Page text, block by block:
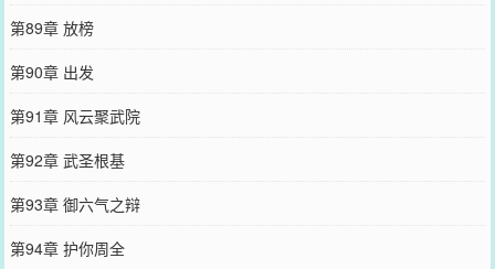
第89章 放榜
第90章 出发
第91章 风云聚武院
第92章 武圣根基
第93章 御六气之辩
第94章 护你周全